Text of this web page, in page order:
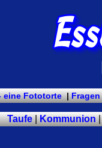
eine Fototorte|
Taufe|Kommunion